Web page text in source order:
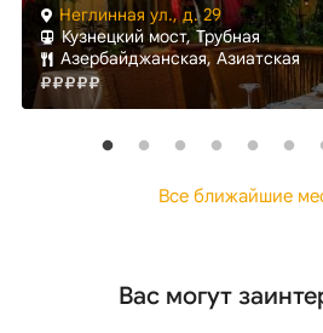
Неглинная ул., д. 29
Кузнецкий мост, Трубная
Азербайджанская, Азиатская
Все ближайшие
Вас могут